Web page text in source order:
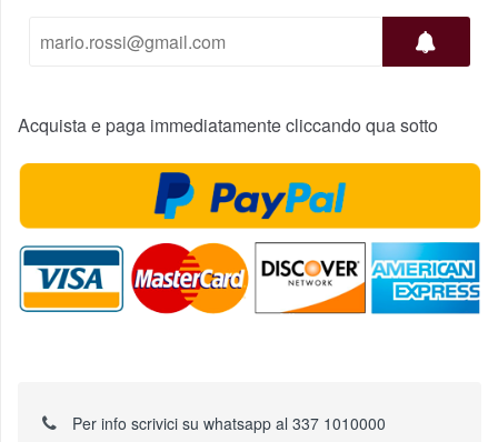
Acquista e paga immediatamente cliccando qua sotto
Per info scrivici su whatsapp al 337 1010000